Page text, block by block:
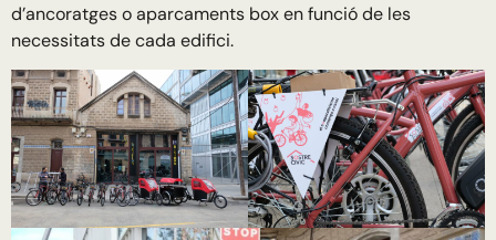
d’ancoratges o aparcaments box en funció de les
necessitats de cada edifici.